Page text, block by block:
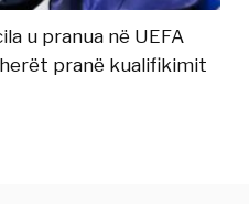
u pranua në UEFA
pranë kualifikimit